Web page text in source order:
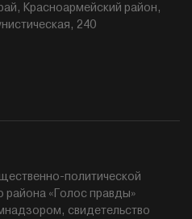
Красноармейский район,
240
политической
района «Голос правды»
свидетельство